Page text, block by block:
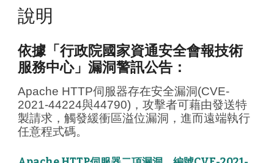
說明
依據「行政院國家資通安全會報技術
服務中心」漏洞警訊公告：
Apache HTTP伺服器存在安全漏洞(CVE-
2021-44224與44790)，攻擊者可藉由發送特
製請求，觸發緩衝區溢位漏洞，進而遠端執行
任意程式碼。